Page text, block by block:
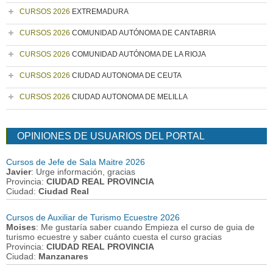
CURSOS 2026 EXTREMADURA
CURSOS 2026 COMUNIDAD AUTÓNOMA DE CANTABRIA
CURSOS 2026 COMUNIDAD AUTÓNOMA DE LA RIOJA
CURSOS 2026 CIUDAD AUTONOMA DE CEUTA
CURSOS 2026 CIUDAD AUTONOMA DE MELILLA
OPINIONES DE USUARIOS DEL PORTAL
Cursos de Jefe de Sala Maitre 2026
Javier: Urge información, gracias
Provincia: CIUDAD REAL PROVINCIA
Ciudad: Ciudad Real
Cursos de Auxiliar de Turismo Ecuestre 2026
Moises: Me gustaría saber cuando Empieza el curso de guia de
turismo ecuestre y saber cuánto cuesta el curso gracias
Provincia: CIUDAD REAL PROVINCIA
Ciudad: Manzanares